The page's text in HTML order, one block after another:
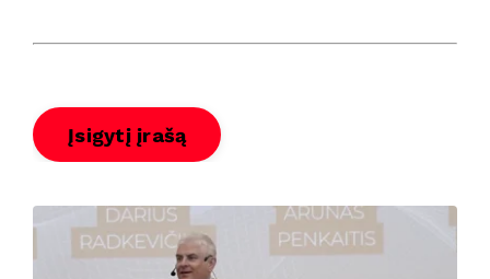
Įsigytį įrašą